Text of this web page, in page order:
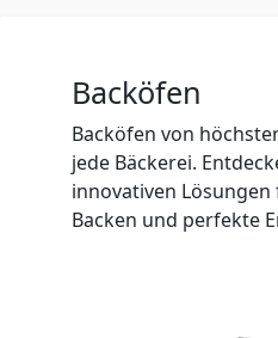
Backöfen
Backöfen von
jede Bäckerei.
innovativen
Backen und perfekte